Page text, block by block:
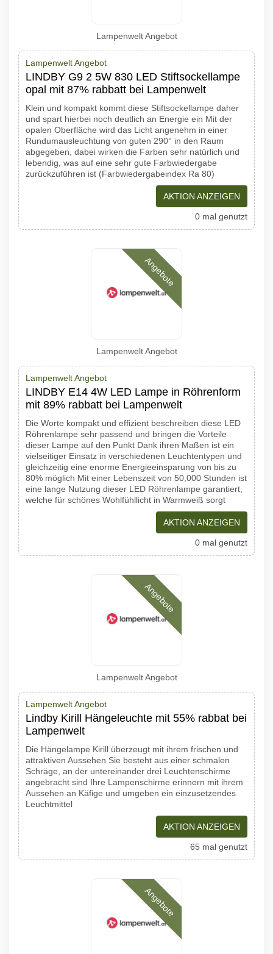
Lampenwelt Angebot
Lampenwelt Angebot
LINDBY G9 2 5W 830 LED Stiftsockellampe
opal mit 87% rabbatt bei Lampenwelt
Klein und kompakt kommt diese Stiftsockellampe daher
und spart hierbei noch deutlich an Energie ein Mit der
opalen Oberfläche wird das Licht angenehm in einer
Rundumausleuchtung von guten 290° in den Raum
abgegeben, dabei wirken die Farben sehr natürlich und
lebendig, was auf eine sehr gute Farbwiedergabe
zurückzuführen ist (Farbwiedergabeindex Ra 80)
AKTION ANZEIGEN
0 mal genutzt
Angebote
Lampenwelt Angebot
Lampenwelt Angebot
LINDBY E14 4W LED Lampe in Röhrenform
mit 89% rabbatt bei Lampenwelt
Die Worte kompakt und effizient beschreiben diese LED
Röhrenlampe sehr passend und bringen die Vorteile
dieser Lampe auf den Punkt Dank ihren Maßen ist ein
vielseitiger Einsatz in verschiedenen Leuchtentypen und
gleichzeitig eine enorme Energieeinsparung von bis zu
80% möglich Mit einer Lebenszeit von 50,000 Stunden ist
eine lange Nutzung dieser LED Röhrenlampe garantiert,
welche für schönes Wohlfühllicht in Warmweiß sorgt
AKTION ANZEIGEN
0 mal genutzt
Angebote
Lampenwelt Angebot
Lampenwelt Angebot
Lindby Kirill Hängeleuchte mit 55% rabbat bei
Lampenwelt
Die Hängelampe Kirill überzeugt mit ihrem frischen und
attraktiven Aussehen Sie besteht aus einer schmalen
Schräge, an der untereinander drei Leuchtenschirme
angebracht sind Ihre Lampenschirme erinnern mit ihrem
Aussehen an Käfige und umgeben ein einzusetzendes
Leuchtmittel
AKTION ANZEIGEN
65 mal genutzt
Angebote